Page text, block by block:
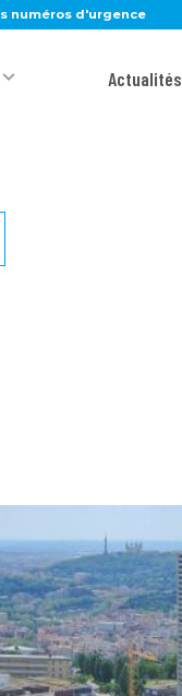
numéros d'urgence
Actualités